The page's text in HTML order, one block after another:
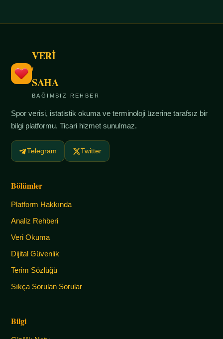
VERİ
/
SAHA
BAĞIMSIZ REHBER
Spor verisi, istatistik okuma ve terminoloji üzerine tarafsız bir
bilgi platformu. Ticari hizmet sunulmaz.
Telegram Twitter
Bölümler
Platform Hakkında
Analiz Rehberi
Veri Okuma
Dijital Güvenlik
Terim Sözlüğü
Sıkça Sorulan Sorular
Bilgi